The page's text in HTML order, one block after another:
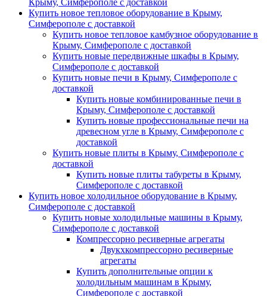
Крыму, Симферополе с доставкой
Купить новое тепловое оборудование в Крыму,
Симферополе с доставкой
Купить новое тепловое камбузное оборудование в
Крыму, Симферополе с доставкой
Купить новые передвижные шкафы в Крыму,
Симферополе с доставкой
Купить новые печи в Крыму, Симферополе с
доставкой
Купить новые комбинированные печи в
Крыму, Симферополе с доставкой
Купить новые профессиональные печи на
древесном угле в Крыму, Симферополе с
доставкой
Купить новые плиты в Крыму, Симферополе с
доставкой
Купить новые плиты табуреты в Крыму,
Симферополе с доставкой
Купить новое холодильное оборудование в Крыму,
Симферополе с доставкой
Купить новые холодильные машины в Крыму,
Симферополе с доставкой
Компрессорно ресиверные агрегаты
Двукхкомпрессорно ресиверные
агрегаты
Купить дополнительные опции к
холодильным машинам в Крыму,
Симферополе с доставкой